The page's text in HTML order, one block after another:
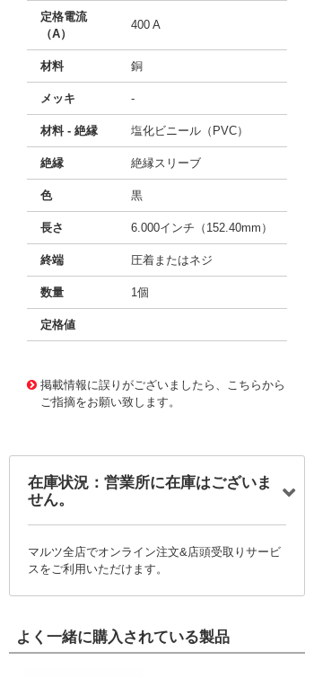
定格電流
（A）
400 A
材料 銅
メッキ -
材料 - 絶縁 塩化ビニール（PVC）
絶縁 絶縁スリーブ
色 黒
長さ 6.000インチ（152.40mm）
終端 圧着またはネジ
数量 1個
定格値
掲載情報に誤りがございましたら、こちらから
ご指摘をお願い致します。
在庫状況：営業所に在庫はございま
せん。
マルツ全店でオンライン注文&店頭受取りサービ
スをご利用いただけます。
よく一緒に購入されている製品